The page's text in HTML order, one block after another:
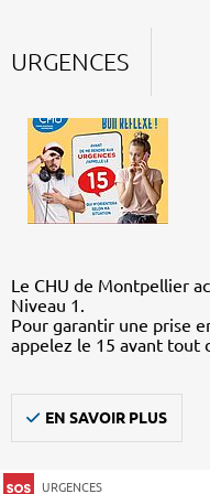
URGENCES
Le CHU de Montpellier
Niveau 1.
Pour garantir une prise
appelez le 15 avant tout
EN SAVOIR PLUS
URGENCES